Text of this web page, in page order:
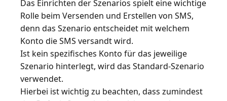
Das Einrichten der Szenarios spielt eine wichtige
Rolle beim Versenden und Erstellen von SMS,
denn das Szenario entscheidet mit welchem
Konto die SMS versandt wird.
Ist kein spezifisches Konto für das jeweilige
Szenario hinterlegt, wird das Standard-Szenario
verwendet.
Hierbei ist wichtig zu beachten, dass zumindest